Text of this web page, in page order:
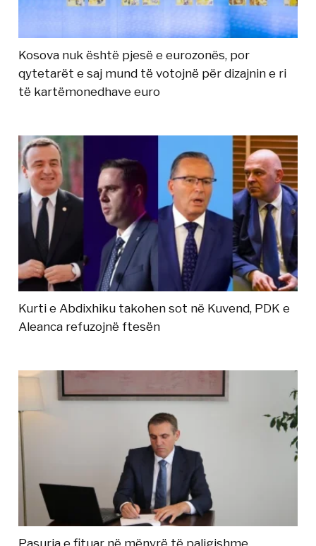
Kosova nuk është pjesë e eurozonës, por
qytetarët e saj mund të votojnë për dizajnin e ri
të kartëmonedhave euro
Kurti e Abdixhiku takohen sot në Kuvend, PDK e
Aleanca refuzojnë ftesën
Pasuria e fituar në mënyrë të paligjshme,